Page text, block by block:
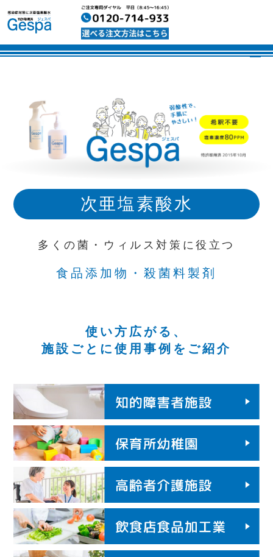
次亜塩素酸水
多くの菌・ウィルス対策に役立つ
食品添加物・殺菌料製剤
使い方広がる、
施設ごとに使用事例をご紹介